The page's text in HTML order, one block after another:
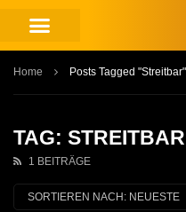
Home Posts Tagged "Streitbar"
TAG: STREITBAR
1 BEITRÄGE
SORTIEREN NACH: NEUESTE